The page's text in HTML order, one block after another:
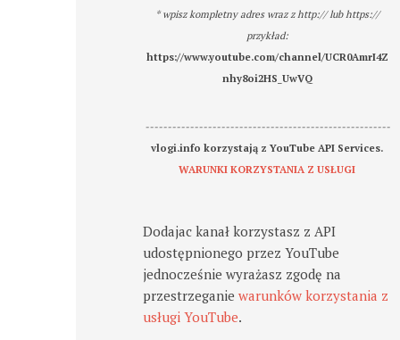
* wpisz kompletny adres wraz z http:// lub https://
przykład:
https://www.youtube.com/channel/UCR0AmrI4Z
nhy8oi2HS_UwVQ
-------------------------------------------------------
vlogi.info korzystają z YouTube API Services.
WARUNKI KORZYSTANIA Z USŁUGI
Dodajac kanał korzystasz z API
udostępnionego przez YouTube
jednocześnie wyrażasz zgodę na
przestrzeganiewarunków korzystania z
usługi YouTube.